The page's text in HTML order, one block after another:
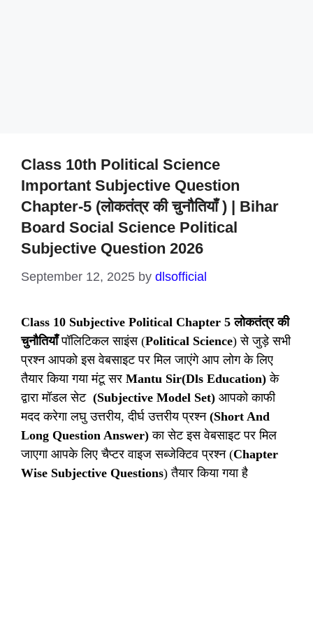
Class 10th Political Science
Important Subjective Question
Chapter-5 (लोकतंत्र की चुनौतियाँ ) | Bihar
Board Social Science Political
Subjective Question 2026
September 12, 2025 by dlsofficial
Class 10 Subjective Political Chapter 5 लोकतंत्र की
चुनौतियाँपॉलिटिकल साइंस (Political Science) से जुड़े सभी
प्रश्न आपको इस वेबसाइट पर मिल जाएंगे आप लोग के लिए
तैयार किया गया मंटू सर Mantu Sir(Dls Education) के
द्वारा मॉडल सेट (Subjective Model Set) आपको काफी
मदद करेगा लघु उत्तरीय, दीर्घ उत्तरीय प्रश्न(Short And
Long Question Answer) का सेट इस वेबसाइट पर मिल
जाएगा आपके लिए चैप्टर वाइज सब्जेक्टिव प्रश्न (Chapter
Wise Subjective Questions) तैयार किया गया है